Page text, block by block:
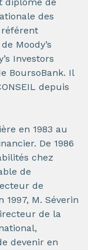
des
Moody’s
Investors
BoursoBank. Il
depuis
en 1983 au
De 1986
chez
de
de
M. Séverin
de la
devenir en